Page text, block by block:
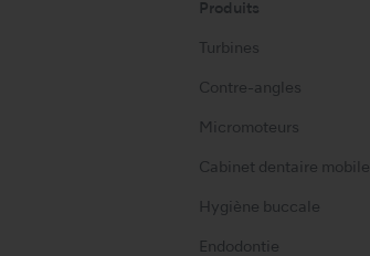
Produits
Turbines
Contre-angles
Micromoteurs
Cabinet dentaire mobile
Hygiène buccale
Endodontie